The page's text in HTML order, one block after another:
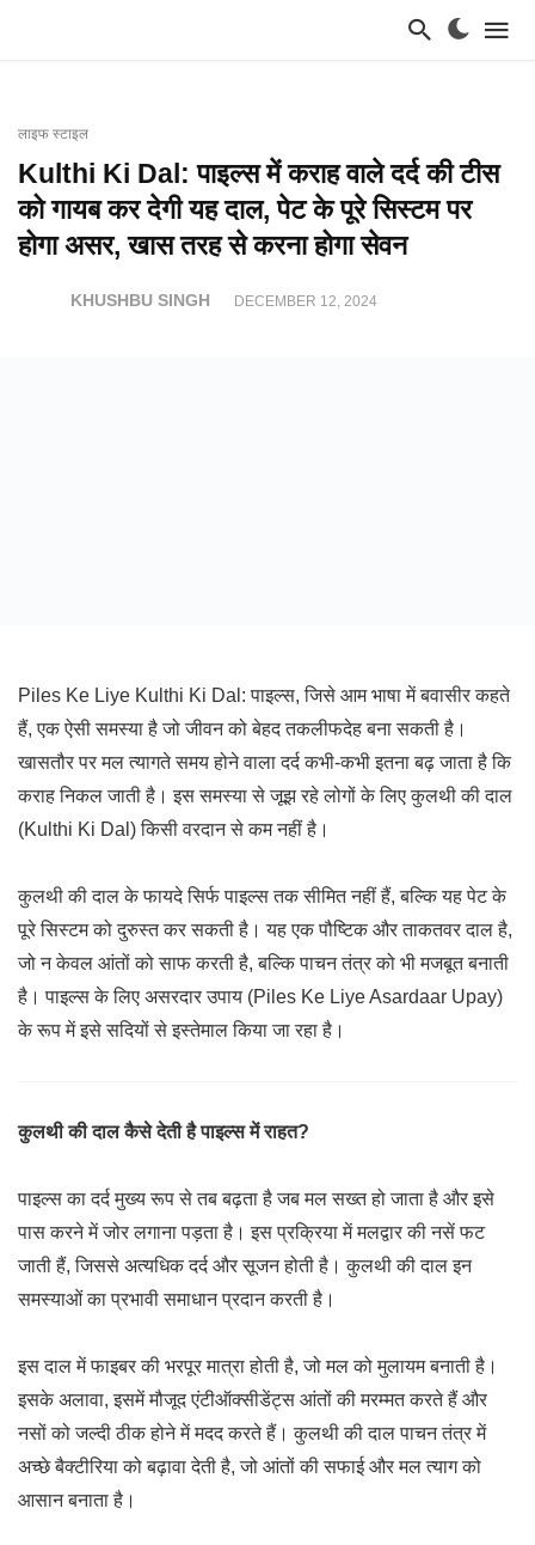
लाइफ स्टाइल
Kulthi Ki Dal: पाइल्स में कराह वाले दर्द की टीस
को गायब कर देगी यह दाल, पेट के पूरे सिस्टम पर
होगा असर, खास तरह से करना होगा सेवन
KHUSHBU SINGH DECEMBER 12, 2024
Piles Ke Liye Kulthi Ki Dal: पाइल्स, जिसे आम भाषा में बवासीर कहते
हैं, एक ऐसी समस्या है जो जीवन को बेहद तकलीफदेह बना सकती है।
खासतौर पर मल त्यागते समय होने वाला दर्द कभी-कभी इतना बढ़ जाता है कि
कराह निकल जाती है। इस समस्या से जूझ रहे लोगों के लिए कुलथी की दाल
(Kulthi Ki Dal) किसी वरदान से कम नहीं है।
कुलथी की दाल के फायदे सिर्फ पाइल्स तक सीमित नहीं हैं, बल्कि यह पेट के
पूरे सिस्टम को दुरुस्त कर सकती है। यह एक पौष्टिक और ताकतवर दाल है,
जो न केवल आंतों को साफ करती है, बल्कि पाचन तंत्र को भी मजबूत बनाती
है। पाइल्स के लिए असरदार उपाय (Piles Ke Liye Asardaar Upay)
के रूप में इसे सदियों से इस्तेमाल किया जा रहा है।
कुलथी की दाल कैसे देती है पाइल्स में राहत?
पाइल्स का दर्द मुख्य रूप से तब बढ़ता है जब मल सख्त हो जाता है और इसे
पास करने में जोर लगाना पड़ता है। इस प्रक्रिया में मलद्वार की नसें फट
जाती हैं, जिससे अत्यधिक दर्द और सूजन होती है। कुलथी की दाल इन
समस्याओं का प्रभावी समाधान प्रदान करती है।
इस दाल में फाइबर की भरपूर मात्रा होती है, जो मल को मुलायम बनाती है।
इसके अलावा, इसमें मौजूद एंटीऑक्सीडेंट्स आंतों की मरम्मत करते हैं और
नसों को जल्दी ठीक होने में मदद करते हैं। कुलथी की दाल पाचन तंत्र में
अच्छे बैक्टीरिया को बढ़ावा देती है, जो आंतों की सफाई और मल त्याग को
आसान बनाता है।